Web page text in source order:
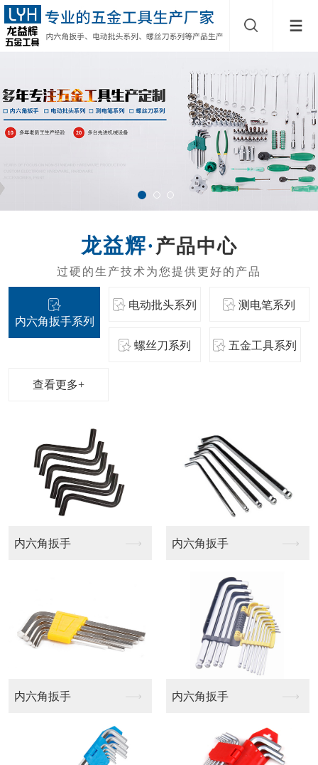
产品中心
内六角扳手系列
电动批头系列 测电笔系列
螺丝刀系列 五金工具系列
查看更多+
航模批头 梅花十字批头
平头十字批头 十字批头